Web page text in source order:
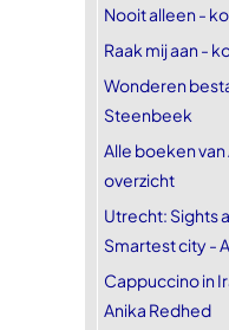
Nooit alleen -
Raak mij aan -
Wonderen
Steenbeek
Alle boeken van
overzicht
Utrecht: Sights
Smartest city -
Cappuccino in
Anika Redhed